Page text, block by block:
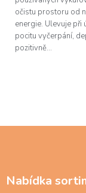
očistu prostoru od
energie. Ulevuje při
pocitu vyčerpání,
pozitivně...
Nabídka